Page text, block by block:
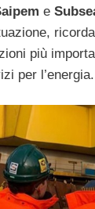
e
più
per l’energia.